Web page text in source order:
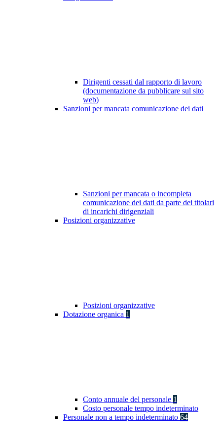
Dirigenti cessati dal rapporto di lavoro
(documentazione da pubblicare sul sito
web)
Sanzioni per mancata comunicazione dei dati
Sanzioni per mancata o incompleta
comunicazione dei dati da parte dei titolari
di incarichi dirigenziali
Posizioni organizzative
Posizioni organizzative
Dotazione organica 1
Conto annuale del personale 1
Costo personale tempo indeterminato
Personale non a tempo indeterminato 64